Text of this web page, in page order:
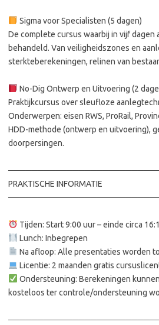
Sigma voor Specialisten (5 dagen)
De complete cursus waarbij in vijf
behandeld. Van veiligheidszones en
sterkteberekeningen, relinen van
No-Dig Ontwerp en Uitvoering (2
Praktijkcursus over sleufloze
Onderwerpen: eisen RWS, ProRail,
HDD-methode (ontwerp en uitvoering),
doorpersingen.
PRAKTISCHE INFORMATIE
Tijden: Start 9:00 uur – einde circa
Lunch: Inbegrepen
Na afloop: Alle presentaties worden
Licentie: 2 maanden gratis
Ondersteuning: Berekeningen
kosteloos ter controle/ondersteuning